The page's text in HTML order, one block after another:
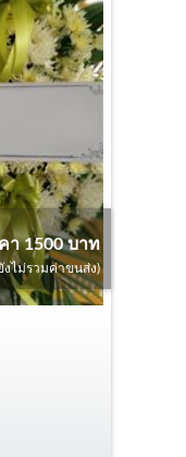
า 1500 บาท
งไม่รวมค่าขนส่ง)